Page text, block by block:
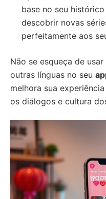
base no seu
descobrir novas
perfeitamente aos
Não se esqueça de
outras línguas no seu
melhora sua
os diálogos e cultura